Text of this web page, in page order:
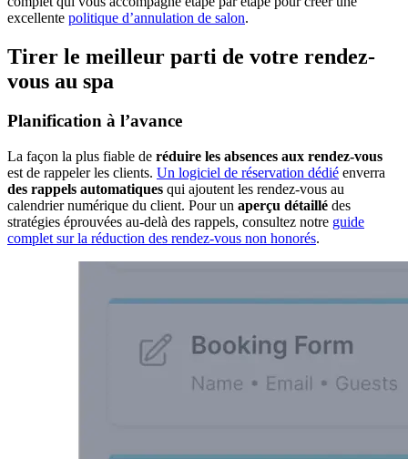
excellente politique d’annulation de salon.
Tirer le meilleur parti de votre rendez-
vous au spa
Planification à l’avance
La façon la plus fiable de réduire les absences aux rendez-vous
est de rappeler les clients. Un logiciel de réservation dédié enverra
des rappels automatiques qui ajoutent les rendez-vous au
calendrier numérique du client. Pour un aperçu détaillé des
stratégies éprouvées au‑delà des rappels, consultez notre guide
complet sur la réduction des rendez-vous non honorés.